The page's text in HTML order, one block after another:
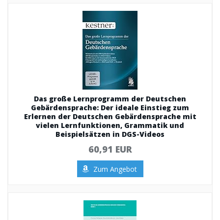
Das große Lernprogramm der Deutschen
Gebärdensprache: Der ideale Einstieg zum
Erlernen der Deutschen Gebärdensprache mit
vielen Lernfunktionen, Grammatik und
Beispielsätzen in DGS-Videos
60,91 EUR
Zum Angebot